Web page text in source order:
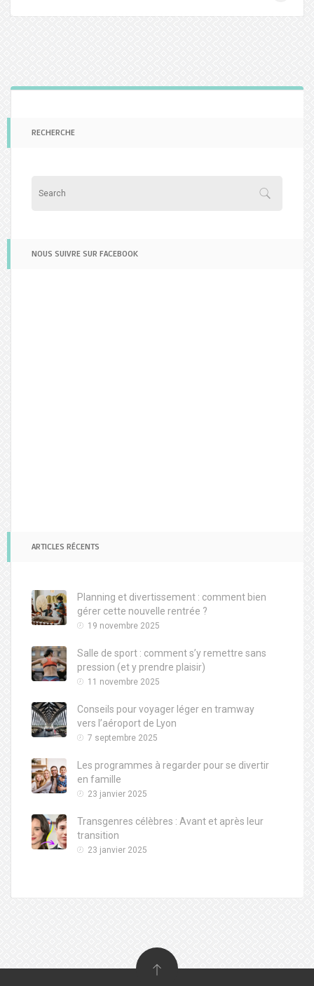
RECHERCHE
NOUS SUIVRE SUR FACEBOOK
ARTICLES RÉCENTS
Planning et divertissement : comment bien
gérer cette nouvelle rentrée ?
19 novembre 2025
Salle de sport : comment s’y remettre sans
pression (et y prendre plaisir)
11 novembre 2025
Conseils pour voyager léger en tramway
vers l’aéroport de Lyon
7 septembre 2025
Les programmes à regarder pour se divertir
en famille
23 janvier 2025
Transgenres célèbres : Avant et après leur
transition
23 janvier 2025